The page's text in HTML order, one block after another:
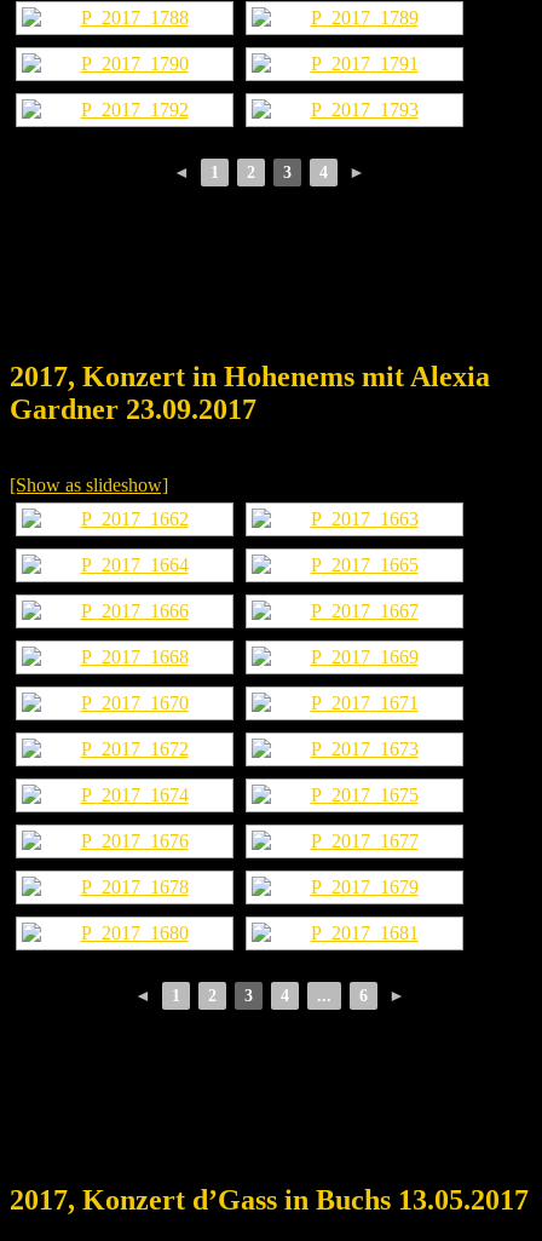
◄ 1 2 3 4 ►
2017, Konzert in Hohenems mit Alexia
Gardner 23.09.2017
[Show as slideshow]
◄ 1 2 3 4 ... 6 ►
2017, Konzert d’Gass in Buchs 13.05.2017